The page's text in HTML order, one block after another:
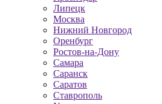
Липецк
Москва
Нижний Новгород
Оренбург
Ростов-на-Дону
Самара
Саранск
Саратов
Ставрополь